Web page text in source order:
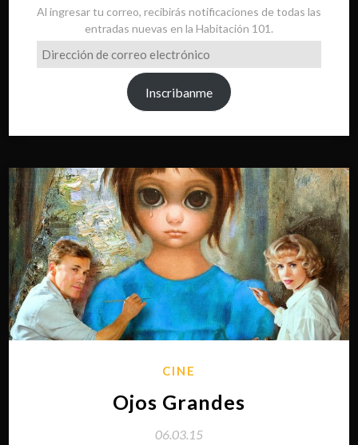
Al ingresar tu correo, recibirás notificaciones de todas las
entradas nuevas en la Habitación 101.
Dirección
de
Inscribanme
CINE
Ojos Grandes
06.03.15